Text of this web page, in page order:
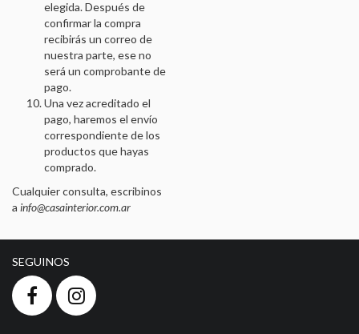
elegida. Después de
confirmar la compra
recibirás un correo de
nuestra parte, ese no
será un comprobante de
pago.
Una vez acreditado el
pago, haremos el envío
correspondiente de los
productos que hayas
comprado.
Cualquier consulta, escribinos
a info@casainterior.com.ar
SEGUINOS